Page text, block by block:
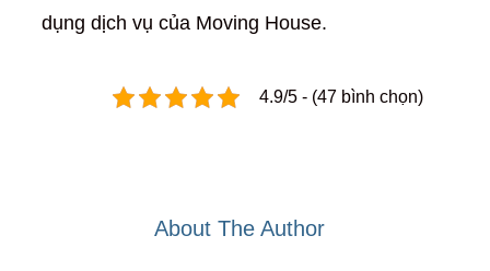
dụng dịch vụ của Moving House.
4.9/5 - (47 bình chọn)
About The Author